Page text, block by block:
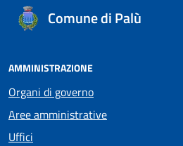
Comune di Palù
AMMINISTRAZIONE
Organi di governo
Aree amministrative
Uffici